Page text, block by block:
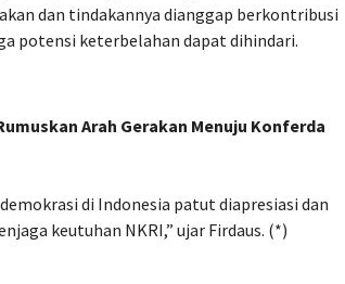
dan tindakannya dianggap berkontribusi
potensi keterbelahan dapat dihindari.
Arah Gerakan Menuju Konferda
di Indonesia patut diapresiasi dan
keutuhan NKRI,” ujar Firdaus. (*)